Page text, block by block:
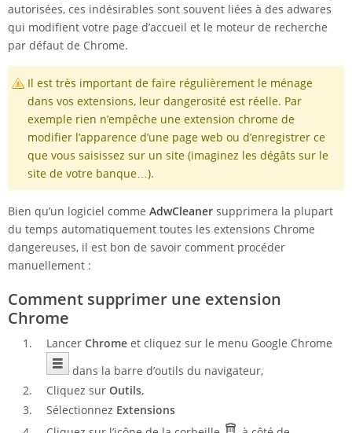
autorisées, ces indésirables sont souvent liées à des adwares
qui modifient votre page d’accueil et le moteur de recherche
par défaut de Chrome.
Il est très important de faire régulièrement le ménage
dans vos extensions, leur dangerosité est réelle. Par
exemple rien n’empêche une extension chrome de
modifier l’apparence d’une page web ou d’enregistrer ce
que vous saisissez sur un site (imaginez les dégâts sur le
site de votre banque…).
Bien qu’un logiciel comme AdwCleaner supprimera la plupart
du temps automatiquement toutes les extensions Chrome
dangereuses, il est bon de savoir comment procéder
manuellement :
Comment supprimer une extension
Chrome
Lancer Chrome et cliquez sur le menu Google Chrome
dans la barre d’outils du navigateur,
Cliquez sur Outils,
Sélectionnez Extensions